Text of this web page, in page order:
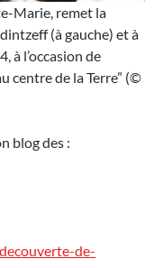
Marie, remet la
(à gauche) et à
à l’occasion de
centre de la Terre” (©
blog des :
de-